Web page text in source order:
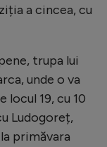
a cincea, cu
trupa lui
unde o va
locul 19, cu 10
Ludogoreț,
primăvara